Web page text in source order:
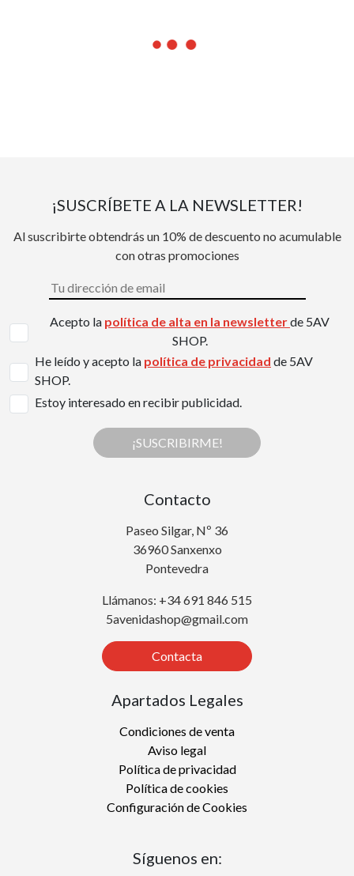
¡SUSCRÍBETE A LA NEWSLETTER!
Al suscribirte obtendrás un 10% de descuento no acumulable
con otras promociones
Acepto la política de alta en la newsletterde 5AV
SHOP.
He leído y acepto la política de privacidad de 5AV
SHOP.
Estoy interesado en recibir publicidad.
¡SUSCRIBIRME!
Contacto
Paseo Silgar, Nº 36
36960 Sanxenxo
Pontevedra
Llámanos: +34 691 846 515
5avenidashop@gmail.com
Contacta
Apartados Legales
Condiciones de venta
Aviso legal
Política de privacidad
Política de cookies
Configuración de Cookies
Síguenos en: